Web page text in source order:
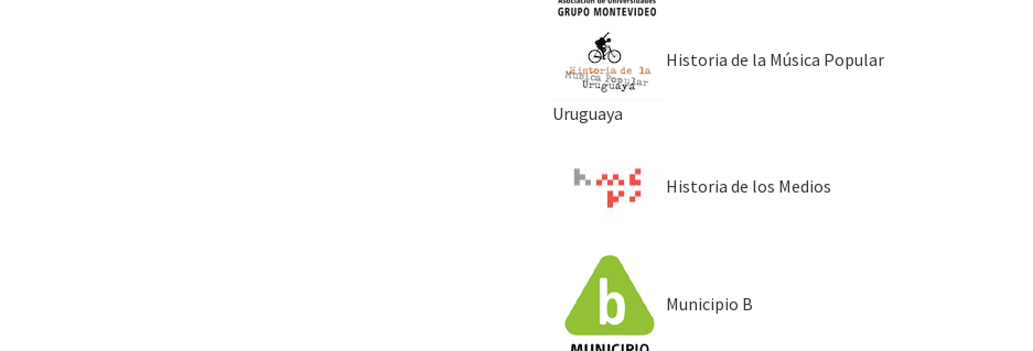
Historia de la Música Popular
Uruguaya
Historia de los Medios
Municipio B